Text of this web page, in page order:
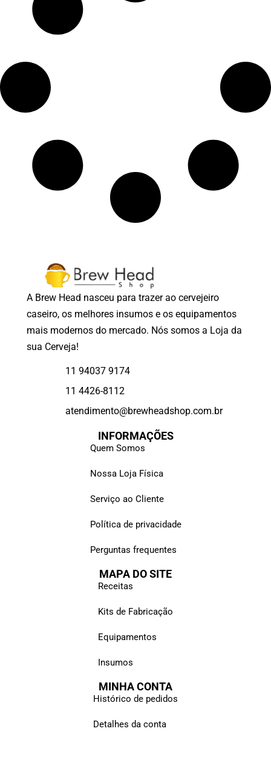
A Brew Head nasceu para trazer ao cervejeiro
caseiro, os melhores insumos e os equipamentos
mais modernos do mercado. Nós somos a Loja da
sua Cerveja!
11 94037 9174
11 4426-8112
atendimento@brewheadshop.com.br
INFORMAÇÕES
Quem Somos
Nossa Loja Física
Serviço ao Cliente
Política de privacidade
Perguntas frequentes
MAPA DO SITE
Receitas
Kits de Fabricação
Equipamentos
Insumos
MINHA CONTA
Histórico de pedidos
Detalhes da conta